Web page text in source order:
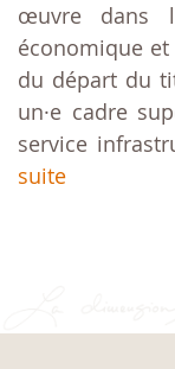
œuvre dans
économique
du départ du
un·e cadre
service
suite